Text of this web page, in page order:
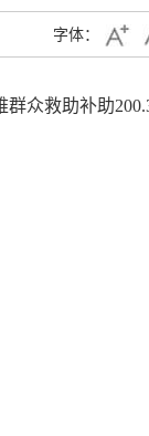
字体：
群众救助补助